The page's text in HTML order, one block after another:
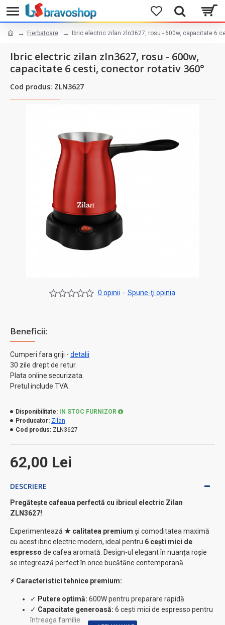
Fierbatoare Ibric electric zilan zln3627, rosu - 600w, capacitate 6
Ibric electric zilan zln3627, rosu - 600w,
capacitate 6 cesti, conector rotativ 360°
Cod produs: ZLN3627
Beneficii:
Cumperi fara griji - detalii
30 zile drept de retur.
Plata online securizata.
Pretul include TVA.
0 opinii - Spune-ţi opinia
62,00 Lei
Disponibilitate:
IN STOC FURNIZOR
Producator: Zilan
Cod produs: ZLN3627
DESCRIERE
Pregătește cafeaua perfectă cu ibricul electric Zilan
ZLN3627!
Experimentează ★ calitatea premium și comoditatea maximă
cu acest ibric electric modern, ideal pentru 6 cești mici de
espresso de cafea aromată. Design-ul elegant în nuanța roșie
se integrează perfect în orice bucătărie contemporană.
⚡ Caracteristici tehnice premium:
✓ Putere optimă: 600W pentru preparare rapidă
✓ Capacitate generoasă: 6 cești mici de espresso pentru
întreaga familie